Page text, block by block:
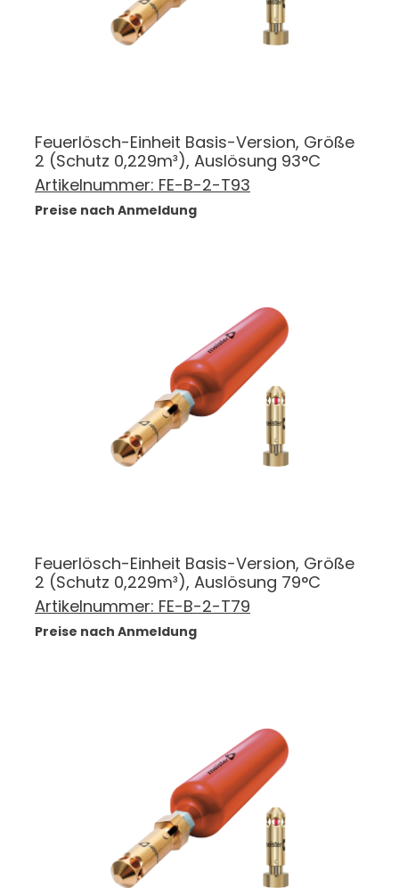
Feuerlösch-Einheit Basis-Version, Größe
2 (Schutz 0,229m³), Auslösung 93°C
Artikelnummer: FE-B-2-T93
Preise nach Anmeldung
Feuerlösch-Einheit Basis-Version, Größe
2 (Schutz 0,229m³), Auslösung 79°C
Artikelnummer: FE-B-2-T79
Preise nach Anmeldung